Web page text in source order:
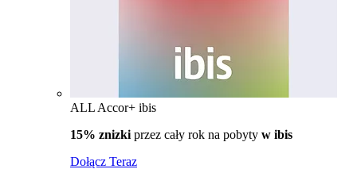
ALL Accor+ ibis
15% znizki przez cały rok na pobyty w ibis
Dołącz Teraz